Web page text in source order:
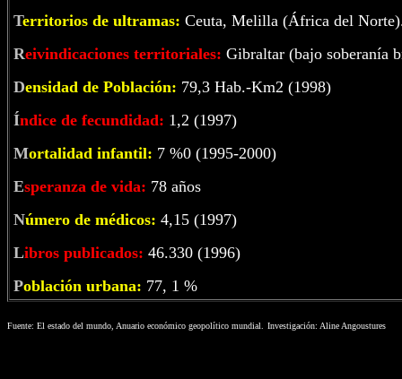
Territorios de ultramas: Ceuta, Melilla (África del
Reivindicaciones territoriales: Gibraltar (bajo soberanía
Densidad de Población: 79,3 Hab.-Km2 (1998)
Índice de fecundidad: 1,2 (1997)
Mortalidad infantil: 7 %0 (1995-2000)
Esperanza de vida: 78 años
Número de médicos: 4,15 (1997)
Libros publicados: 46.330 (1996)
Población urbana: 77, 1 %
Fuente: El estado del mundo, Anuario económico geopolítico mundial. Investigación: Aline Angoustures